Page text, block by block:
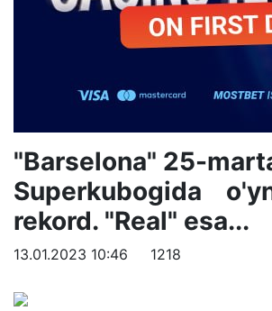
"Barselona" 25-
Superkubogida
rekord. "Real" esa...
13.01.2023 10:46 1218